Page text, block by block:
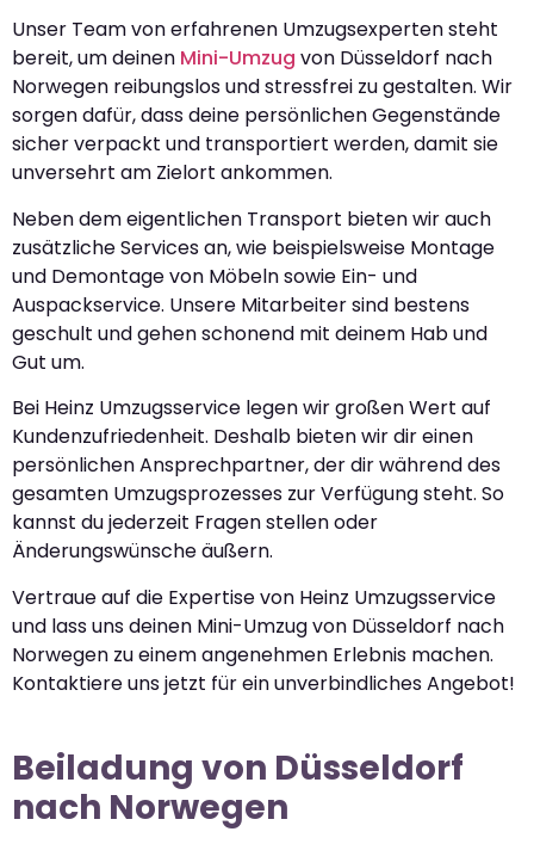
Unser Team von erfahrenen Umzugsexperten steht
bereit, um deinen Mini-Umzug von Düsseldorf nach
Norwegen reibungslos und stressfrei zu gestalten. Wir
sorgen dafür, dass deine persönlichen Gegenstände
sicher verpackt und transportiert werden, damit sie
unversehrt am Zielort ankommen.
Neben dem eigentlichen Transport bieten wir auch
zusätzliche Services an, wie beispielsweise Montage
und Demontage von Möbeln sowie Ein- und
Auspackservice. Unsere Mitarbeiter sind bestens
geschult und gehen schonend mit deinem Hab und
Gut um.
Bei Heinz Umzugsservice legen wir großen Wert auf
Kundenzufriedenheit. Deshalb bieten wir dir einen
persönlichen Ansprechpartner, der dir während des
gesamten Umzugsprozesses zur Verfügung steht. So
kannst du jederzeit Fragen stellen oder
Änderungswünsche äußern.
Vertraue auf die Expertise von Heinz Umzugsservice
und lass uns deinen Mini-Umzug von Düsseldorf nach
Norwegen zu einem angenehmen Erlebnis machen.
Kontaktiere uns jetzt für ein unverbindliches Angebot!
Beiladung von Düsseldorf
nach Norwegen